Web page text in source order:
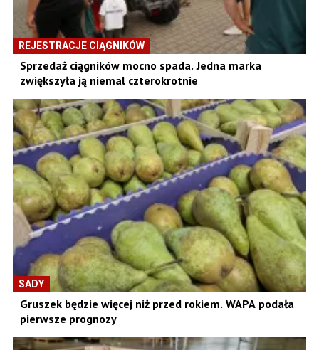
REJESTRACJE CIĄGNIKÓW
Sprzedaż ciągników mocno spada. Jedna marka
zwiększyła ją niemal czterokrotnie
SADY
Gruszek będzie więcej niż przed rokiem. WAPA podała
pierwsze prognozy